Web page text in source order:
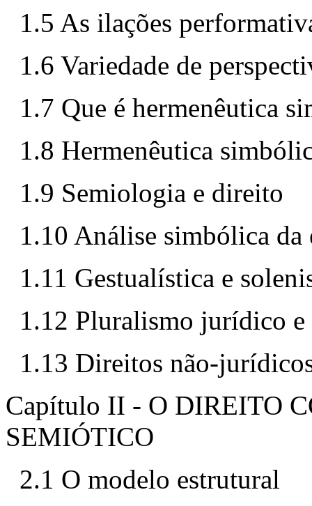
1.5 As ilações
1.6 Variedade de
1.7 Que é hermenêutica
1.8 Hermenêutica
1.9 Semiologia e direito
1.10 Análise simbólica
1.11 Gestualística e
1.12 Pluralismo jurídico
1.13 Direitos não-
Capítulo II - O DIREITO
SEMIÓTICO
2.1 O modelo estrutural